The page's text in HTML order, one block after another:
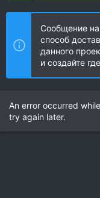
Сообщение
способ
данного
и создайте
An error occurred
try again later.